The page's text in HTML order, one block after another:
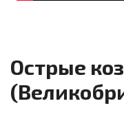
Острые